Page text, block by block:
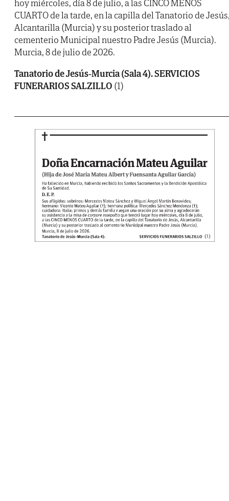
hoy miércoles, día 8 de julio, a las CINCO MENOS
CUARTO de la tarde, en la capilla del Tanatorio de
Alcantarilla (Murcia) y su posterior traslado al
cementerio Municipal nuestro Padre Jesús (Murcia).
Murcia, 8 de julio de 2026.
Tanatorio de Jesús-Murcia (Sala 4). SERVICIOS
FUNERARIOS SALZILLO (1)